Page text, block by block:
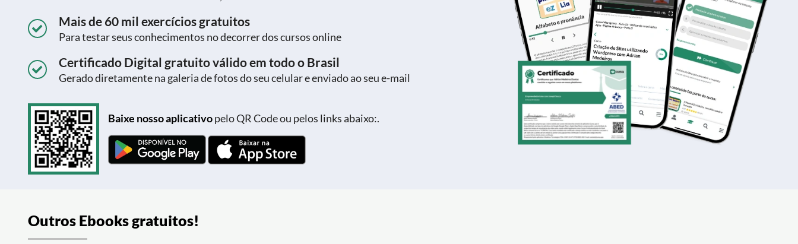
Mais de 60 mil exercícios gratuitos
Para testar seus conhecimentos no decorrer dos cursos online
Certificado Digital gratuito válido em todo o Brasil
Gerado diretamente na galeria de fotos do seu celular e enviado ao seu e-mail
Baixe nosso aplicativopelo QR Code ou pelos links abaixo:.
Outros Ebooks gratuitos!